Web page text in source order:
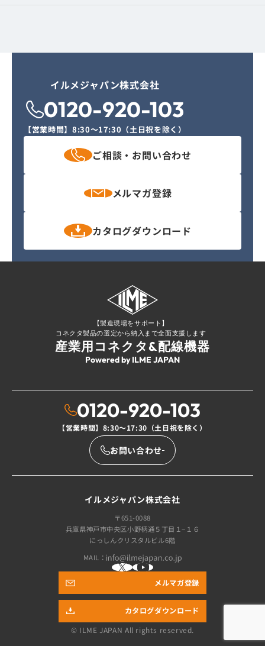
イルメジャパン株式会社
0120-920-103
【営業時間】 8:30〜17:30（土日祝を除く）
ご相談・ お問い合わせ
メルマガ登録
カタログダウンロード
【製造現場をサポート】
コネクタ製品の選定から納入まで全面支援します
産業用コネクタ&配線機器
Powered by ILME JAPAN
0120-920-103
【営業時間】8:30〜17:30（土日祝を除く）
お問い合わせ
イルメジャパン株式会社
〒651-0088
兵庫県神戸市中央区小野柄通５丁目１−１６
にっしんクリスタルビル6階
MAIL：
メルマガ登録
カタログダウンロード
© ILME JAPAN All rights reserved.